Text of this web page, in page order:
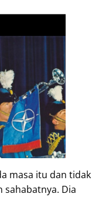
masa itu dan tidak
Dia